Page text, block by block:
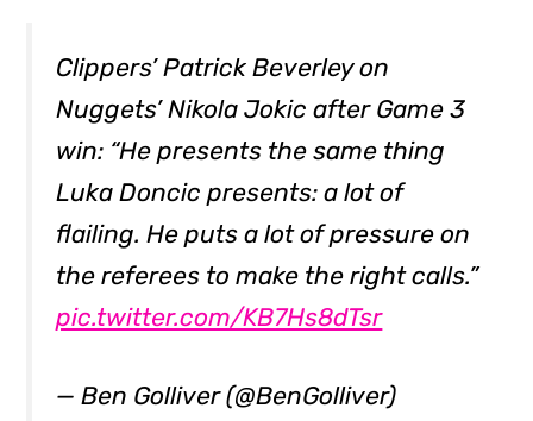
Clippers’ Patrick Beverley on
Nuggets’ Nikola Jokic after Game 3
win: “He presents the same thing
Luka Doncic presents: a lot of
flailing. He puts a lot of pressure on
the referees to make the right calls.”
pic.twitter.com/KB7Hs8dTsr
— Ben Golliver (@BenGolliver)